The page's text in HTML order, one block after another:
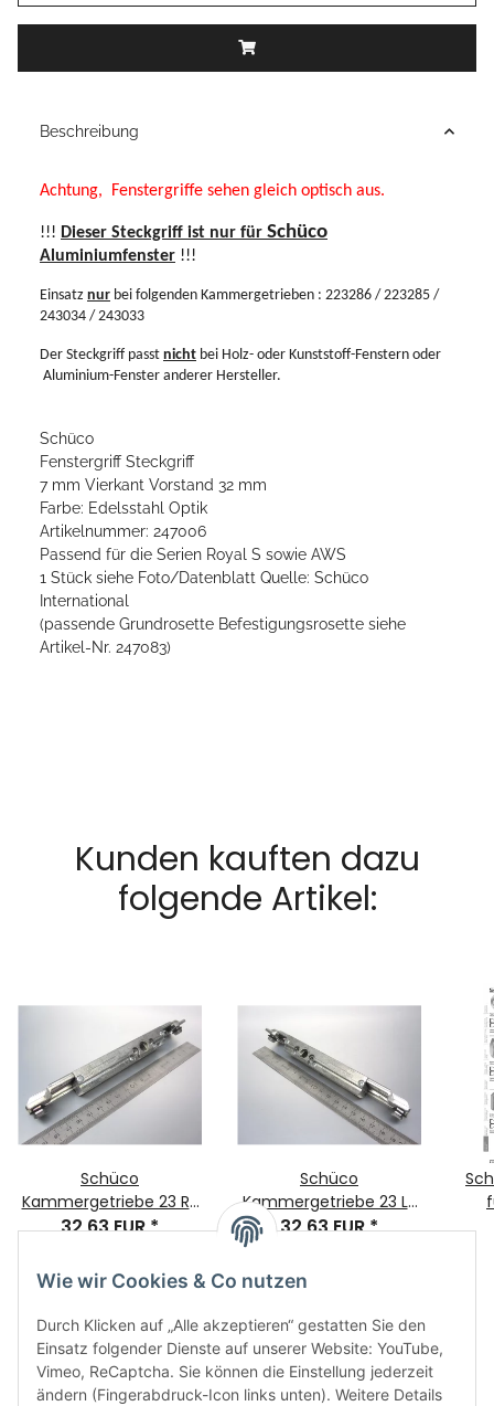
Wie wir Cookies & Co nutzen
Durch Klicken auf „Alle akzeptieren“ gestatten Sie den
Einsatz folgender Dienste auf unserer Website: YouTube,
Vimeo, ReCaptcha. Sie können die Einstellung jederzeit
ändern (Fingerabdruck-Icon links unten). Weitere Details
Beschreibung
Achtung, Fenstergriffe sehen gleich optisch aus.
!!! Dieser Steckgriff ist nur für Schüco
Aluminiumfenster !!!
Einsatz nur bei folgenden Kammergetrieben : 223286 / 223285 /
243034 / 243033
Der Steckgriff passt nicht bei Holz- oder Kunststoff-Fenstern oder
Aluminium-Fenster anderer Hersteller.
Schüco
Fenstergriff Steckgriff
7 mm Vierkant Vorstand 32 mm
Farbe: Edelsstahl Optik
Artikelnummer: 247006
Passend für die Serien Royal S sowie AWS
1 Stück siehe Foto/Datenblatt Quelle: Schüco
International
(passende Grundrosette Befestigungsrosette siehe
Artikel-Nr. 247083)
Kunden kauften dazu
folgende Artikel:
Schüco
Kammergetriebe 23 RS
A, Artikelnummer:
32,63 EUR*
Schüco
Kammergetriebe 23 LS
A, Artikelnummer:
243033/223285/275035
32,63 EUR*